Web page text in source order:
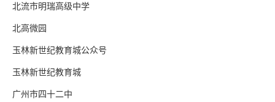
北流市明瑞高级中学
北高微园
玉林新世纪教育城公众号
玉林新世纪教育城
广州市四十二中